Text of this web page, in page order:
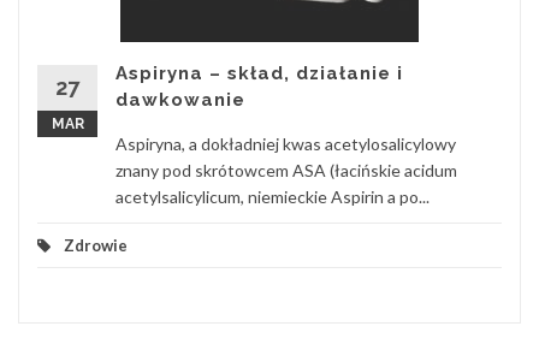
27
MAR
Aspiryna – skład, działanie i
dawkowanie
Aspiryna, a dokładniej kwas acetylosalicylowy
znany pod skrótowcem ASA (łacińskie acidum
acetylsalicylicum, niemieckie Aspirin a po...
Zdrowie